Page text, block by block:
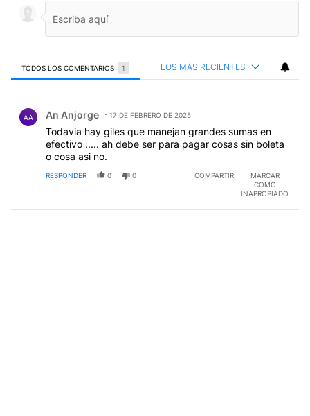
TODOS LOS COMENTARIOS 1 LOS MÁS RECIENTES
AA An Anjorge 17 DE FEBRERO DE 2025
Todavia hay giles que manejan grandes sumas en
efectivo ..... ah debe ser para pagar cosas sin boleta
o cosa asi no.
RESPONDER 0 0 COMPARTIR
MARCAR
COMO
INAPROPIADO